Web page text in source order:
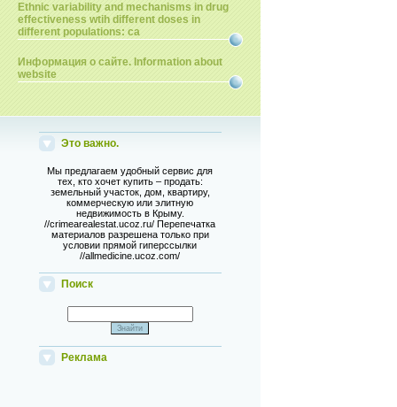
Ethnic variability and mechanisms in drug
effectiveness wtih different doses in
different populations: ca
Информация о сайте. Information about
website
Это важно.
Мы предлагаем удобный сервис для
тех, кто хочет купить – продать:
земельный участок, дом, квартиру,
коммерческую или элитную
недвижимость в Крыму.
//crimearealestat.ucoz.ru/ Перепечатка
материалов разрешена только при
условии прямой гиперссылки
//allmedicine.ucoz.com/
Поиск
Реклама